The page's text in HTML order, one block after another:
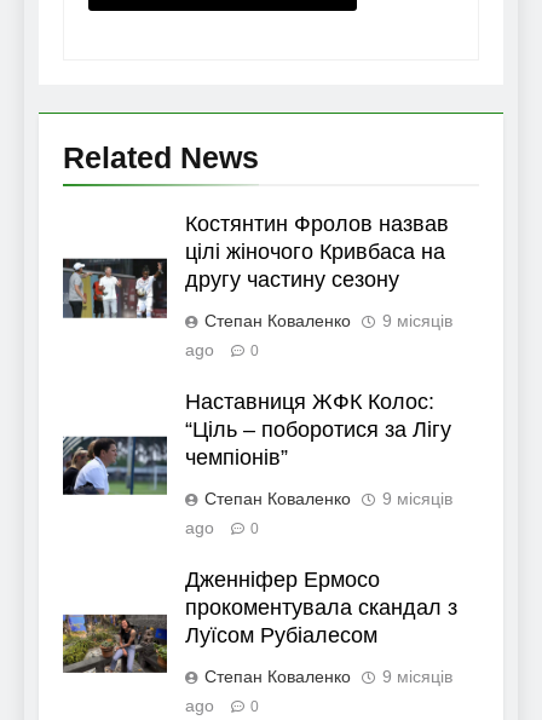
Related News
Костянтин Фролов назвав
цілі жіночого Кривбаса на
другу частину сезону
Степан Коваленко
9 місяців
ago
0
Наставниця ЖФК Колос:
“Ціль – поборотися за Лігу
чемпіонів”
Степан Коваленко
9 місяців
ago
0
Дженніфер Ермосо
прокоментувала скандал з
Луїсом Рубіалесом
Степан Коваленко
9 місяців
ago
0